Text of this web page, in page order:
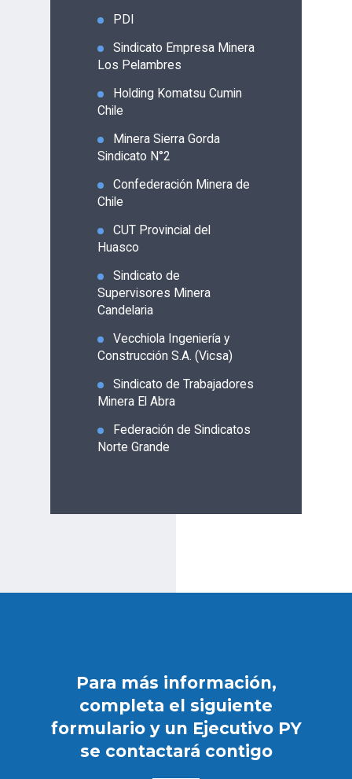
PDI
Sindicato Empresa Minera
Los Pelambres
Holding Komatsu Cumin
Chile
Minera Sierra Gorda
Sindicato N°2
Confederación Minera de
Chile
CUT Provincial del
Huasco
Sindicato de
Supervisores Minera
Candelaria
Vecchiola Ingeniería y
Construcción S.A. (Vicsa)
Sindicato de Trabajadores
Minera El Abra
Federación de Sindicatos
Norte Grande
Para más información,
completa el siguiente
formulario y un Ejecutivo PY
se contactará contigo